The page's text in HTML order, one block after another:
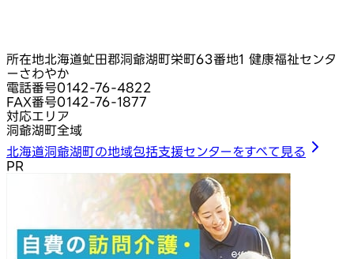
所在地北海道虻田郡洞爺湖町栄町63番地1 健康福祉センタ
ーさわやか
電話番号0142-76-4822
FAX番号0142-76-1877
対応エリア
洞爺湖町全域
北海道洞爺湖町の地域包括支援センターをすべて見る
PR